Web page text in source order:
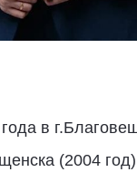
в
(2004